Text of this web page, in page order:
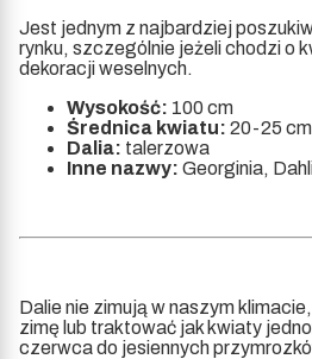
Jest jednym z najbardziej
rynku, szczególnie jeżeli chodzi o
dekoracji weselnych.
Wysokość: 100 cm
Średnica kwiatu: 20-25 cm
Dalia: talerzowa
Inne nazwy: Georginia,
Dalie nie zimują w naszym
zimę lub traktować jak kwiaty
czerwca do jesiennych